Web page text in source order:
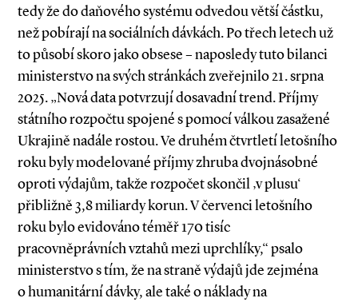
tedy že do daňového systému odvedou větší částku,
než pobírají na sociálních dávkách. Po třech letech už
to působí skoro jako obsese – naposledy tuto bilanci
ministerstvo na svých stránkách zveřejnilo 21. srpna
2025. „Nová data potvrzují dosavadní trend. Příjmy
státního rozpočtu spojené s pomocí válkou zasažené
Ukrajině nadále rostou. Ve druhém čtvrtletí letošního
roku byly modelované příjmy zhruba dvojnásobné
oproti výdajům, takže rozpočet skončil ‚v plusu‘
přibližně 3,8 miliardy korun. V červenci letošního
roku bylo evidováno téměř 170 tisíc
pracovněprávních vztahů mezi uprchlíky,“ psalo
ministerstvo s tím, že na straně výdajů jde zejména
o humanitární dávky, ale také o náklady na